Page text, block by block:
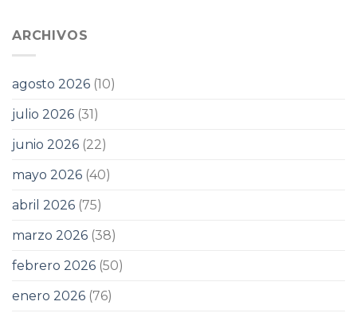
ARCHIVOS
agosto 2026 (10)
julio 2026 (31)
junio 2026 (22)
mayo 2026 (40)
abril 2026 (75)
marzo 2026 (38)
febrero 2026 (50)
enero 2026 (76)